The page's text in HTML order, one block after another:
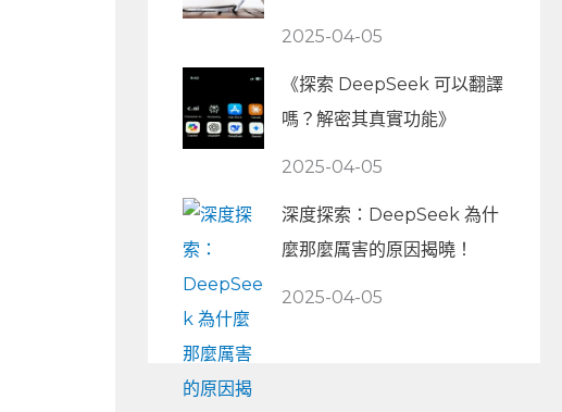
2025-04-05
《探索 DeepSeek 可以翻譯
嗎？解密其真實功能》
2025-04-05
深度探索：DeepSeek 為什
麼那麼厲害的原因揭曉！
2025-04-05